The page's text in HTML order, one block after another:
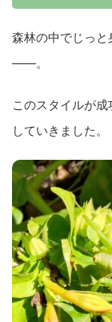
森林の中でじっ
――。
このスタイルが
していきました。